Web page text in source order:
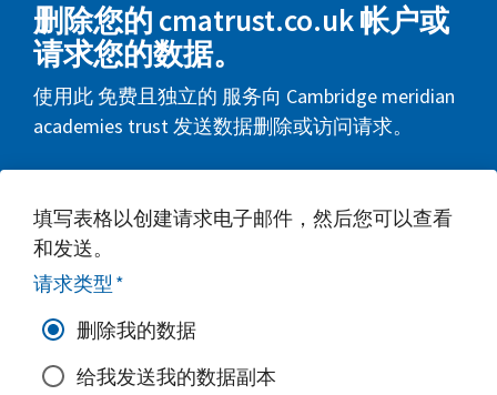
删除您的 cmatrust.co.uk 帐户或
请求您的数据。
使用此 免费且独立的 服务向 Cambridge meridian
academies trust 发送数据删除或访问请求。
填写表格以创建请求电子邮件，然后您可以查看
和发送。
请求类型 *
删除我的数据
给我发送我的数据副本